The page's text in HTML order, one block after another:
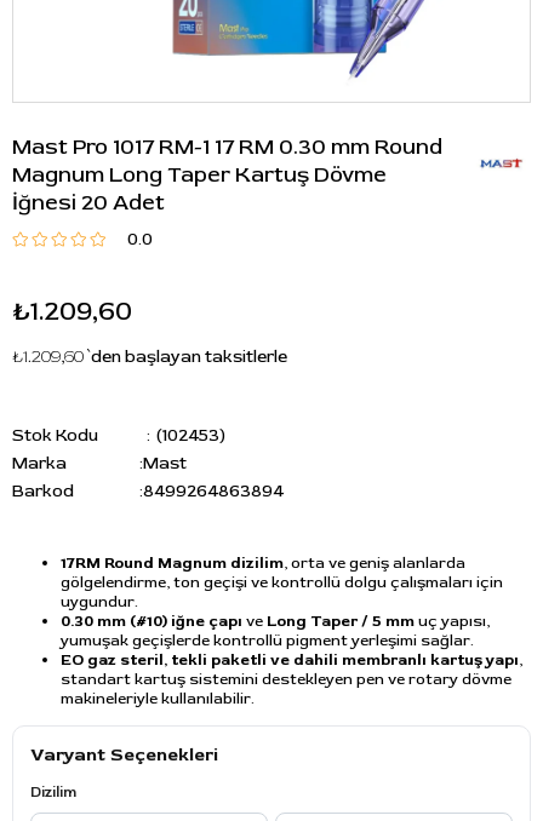
Mast Pro 1017 RM-1 17 RM 0.30 mm Round
Magnum Long Taper Kartuş Dövme
İğnesi 20 Adet
0.0
₺1.209,60
₺1.209,60`den başlayan taksitlerle
Stok Kodu
(102453)
Marka
:Mast
Barkod
:8499264863894
17RM Round Magnum dizilim, orta ve geniş alanlarda
gölgelendirme, ton geçişi ve kontrollü dolgu çalışmaları için
uygundur.
0.30 mm (#10) iğne çapı ve Long Taper / 5 mmuç yapısı,
yumuşak geçişlerde kontrollü pigment yerleşimi sağlar.
EO gaz steril, tekli paketli ve dahili membranlı kartuş yapı,
standart kartuş sistemini destekleyen pen ve rotary dövme
makineleriyle kullanılabilir.
Varyant Seçenekleri
Dizilim